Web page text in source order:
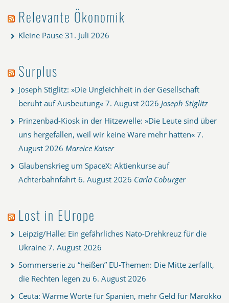
Relevante Ökonomik
Kleine Pause 31. Juli 2026
Surplus
Joseph Stiglitz: »Die Ungleichheit in der Gesellschaft
beruht auf Ausbeutung« 7. August 2026 Joseph Stiglitz
Prinzenbad-Kiosk in der Hitzewelle: »Die Leute sind über
uns hergefallen, weil wir keine Ware mehr hatten« 7.
August 2026 Mareice Kaiser
Glaubenskrieg um SpaceX: Aktienkurse auf
Achterbahnfahrt 6. August 2026 Carla Coburger
Lost in EUrope
Leipzig/Halle: Ein gefährliches Nato-Drehkreuz für die
Ukraine 7. August 2026
Sommerserie zu “heißen” EU-Themen: Die Mitte zerfällt,
die Rechten legen zu 6. August 2026
Ceuta: Warme Worte für Spanien, mehr Geld für Marokko